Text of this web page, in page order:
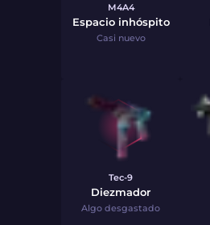
M4A4
Espacio inhóspito
Casi nuevo
Tec-9
Diezmador
Algo desgastado